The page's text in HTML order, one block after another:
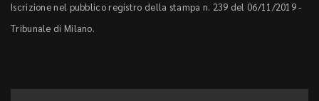
Iscrizione nel pubblico registro della stampa n. 239 del 06/11/2019 -
Tribunale di Milano.